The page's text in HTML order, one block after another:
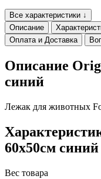
Все характеристики ↓
Описание
Оплата и Доставка
Описание
синий
Лежак для животных
60x50см синий
Вес товара